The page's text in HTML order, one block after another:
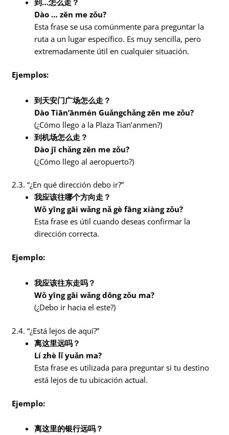
到…怎么走？
Dào … zěn me zǒu?
Esta frase se usa comúnmente para preguntar la
ruta a un lugar específico. Es muy sencilla, pero
extremadamente útil en cualquier situación.
Ejemplos:
到天安门广场怎么走？
Dào Tiān’ānmén Guǎngchǎng zěn me zǒu?
(¿Cómo llego a la Plaza Tian’anmen?)
到机场怎么走？
Dào jī chǎng zěn me zǒu?
(¿Cómo llego al aeropuerto?)
2.3. “¿En qué dirección debo ir?”
我应该往哪个方向走？
Wǒ yīng gāi wǎng nǎ gè fāng xiàng zǒu?
Esta frase es útil cuando deseas confirmar la
dirección correcta.
Ejemplo:
我应该往东走吗？
Wǒ yīng gāi wǎng dōng zǒu ma?
(¿Debo ir hacia el este?)
2.4. “¿Está lejos de aquí?”
离这里远吗？
Lí zhè lǐ yuǎn ma?
Esta frase es utilizada para preguntar si tu destino
está lejos de tu ubicación actual.
Ejemplo:
离这里的银行远吗？